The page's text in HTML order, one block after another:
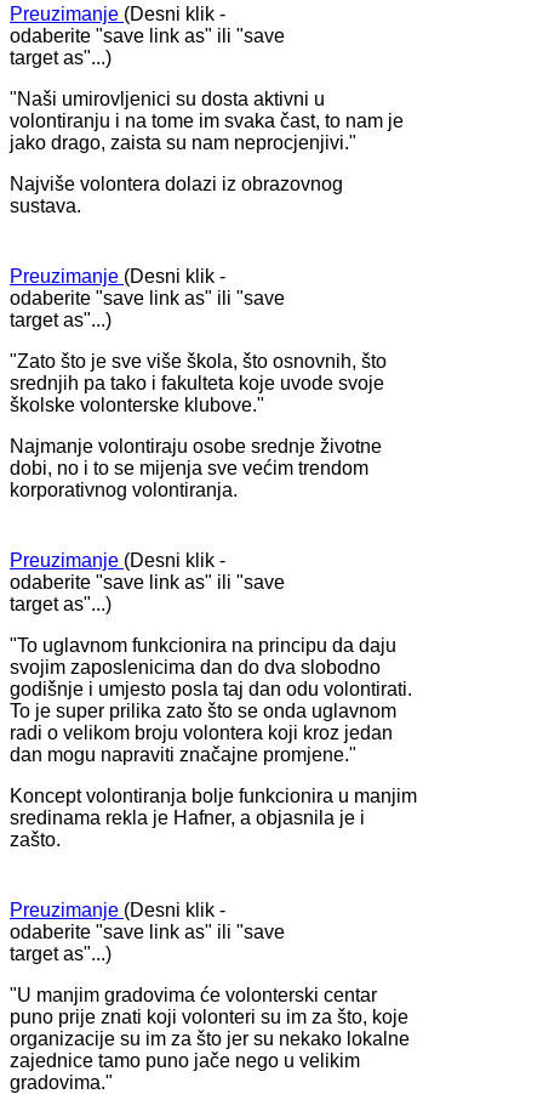
Preuzimanje (Desni klik -
odaberite "save link as" ili "save
target as"...)
"Naši umirovljenici su dosta aktivni u
volontiranju i na tome im svaka čast, to nam je
jako drago, zaista su nam neprocjenjivi."
Najviše volontera dolazi iz obrazovnog
sustava.
Preuzimanje (Desni klik -
odaberite "save link as" ili "save
target as"...)
"Zato što je sve više škola, što osnovnih, što
srednjih pa tako i fakulteta koje uvode svoje
školske volonterske klubove."
Najmanje volontiraju osobe srednje životne
dobi, no i to se mijenja sve većim trendom
korporativnog volontiranja.
Preuzimanje (Desni klik -
odaberite "save link as" ili "save
target as"...)
"To uglavnom funkcionira na principu da daju
svojim zaposlenicima dan do dva slobodno
godišnje i umjesto posla taj dan odu volontirati.
To je super prilika zato što se onda uglavnom
radi o velikom broju volontera koji kroz jedan
dan mogu napraviti značajne promjene."
Koncept volontiranja bolje funkcionira u manjim
sredinama rekla je Hafner, a objasnila je i
zašto.
Preuzimanje (Desni klik -
odaberite "save link as" ili "save
target as"...)
"U manjim gradovima će volonterski centar
puno prije znati koji volonteri su im za što, koje
organizacije su im za što jer su nekako lokalne
zajednice tamo puno jače nego u velikim
gradovima."